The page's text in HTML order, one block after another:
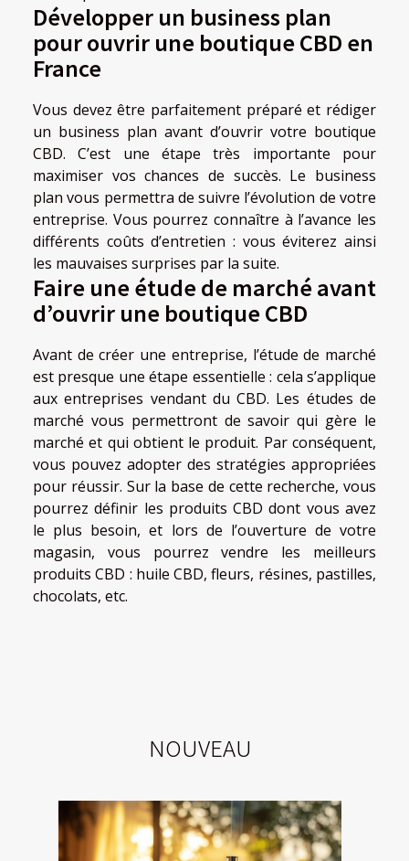
Développer un business plan
pour ouvrir une boutique CBD en
France
Vous devez être parfaitement préparé et rédiger
un business plan avant d’ouvrir votre boutique
CBD. C’est une étape très importante pour
maximiser vos chances de succès. Le business
plan vous permettra de suivre l’évolution de votre
entreprise. Vous pourrez connaître à l’avance les
différents coûts d’entretien : vous éviterez ainsi
les mauvaises surprises par la suite.
Faire une étude de marché avant
d’ouvrir une boutique CBD
Avant de créer une entreprise, l’étude de marché
est presque une étape essentielle : cela s’applique
aux entreprises vendant du CBD. Les études de
marché vous permettront de savoir qui gère le
marché et qui obtient le produit. Par conséquent,
vous pouvez adopter des stratégies appropriées
pour réussir. Sur la base de cette recherche, vous
pourrez définir les produits CBD dont vous avez
le plus besoin, et lors de l’ouverture de votre
magasin, vous pourrez vendre les meilleurs
produits CBD : huile CBD, fleurs, résines, pastilles,
chocolats, etc.
NOUVEAU